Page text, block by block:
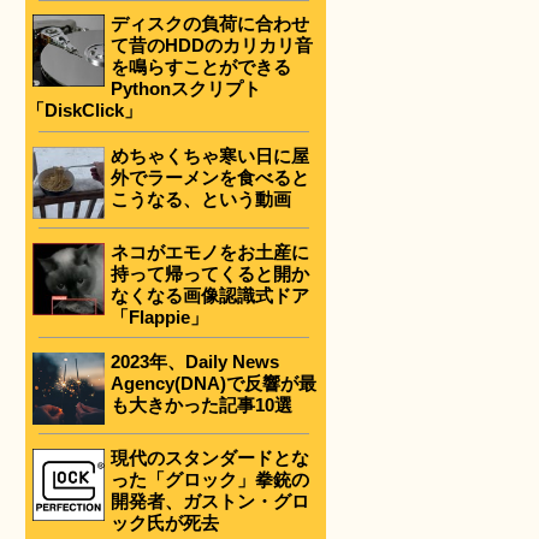
ディスクの負荷に合わせ
て昔のHDDのカリカリ音
を鳴らすことができる
Pythonスクリプト
「DiskClick」
めちゃくちゃ寒い日に屋
外でラーメンを食べると
こうなる、という動画
ネコがエモノをお土産に
持って帰ってくると開か
なくなる画像認識式ドア
「Flappie」
2023年、Daily News
Agency(DNA)で反響が最
も大きかった記事10選
現代のスタンダードとな
った「グロック」拳銃の
開発者、ガストン・グロ
ック氏が死去